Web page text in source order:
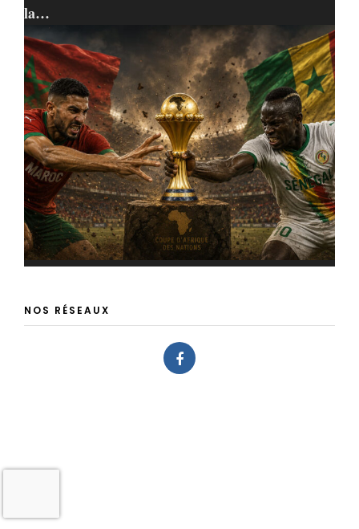
la…
NOS RÉSEAUX